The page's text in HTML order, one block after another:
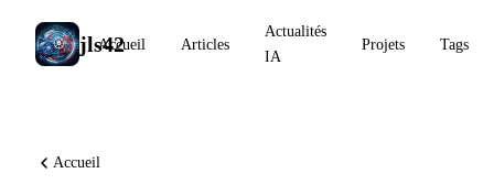
jls42
Accueil Articles
Actualités
IA
Projets Tags
Accueil